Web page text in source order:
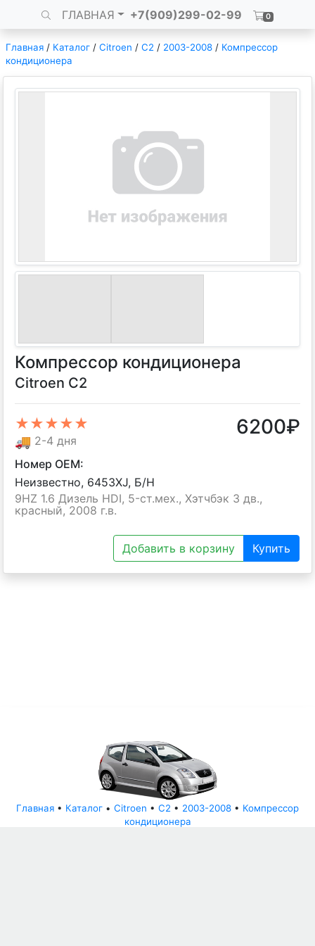
ГЛАВНАЯ +7(909)299-02-99 0
Главная / Каталог / Citroen / C2 / 2003-2008 / Компрессор
кондиционера
Компрессор кондиционера
Citroen C2
★★★★★
🚚 2-4 дня
6200₽
Номер OEM:
Неизвестно, 6453XJ, Б/H
9HZ 1.6 Дизель HDI, 5-ст.мех., Хэтчбэк 3 дв.,
красный, 2008 г.в.
Добавить в корзину Купить
Главная • Каталог • Citroen • C2 • 2003-2008 • Компрессор
кондиционера